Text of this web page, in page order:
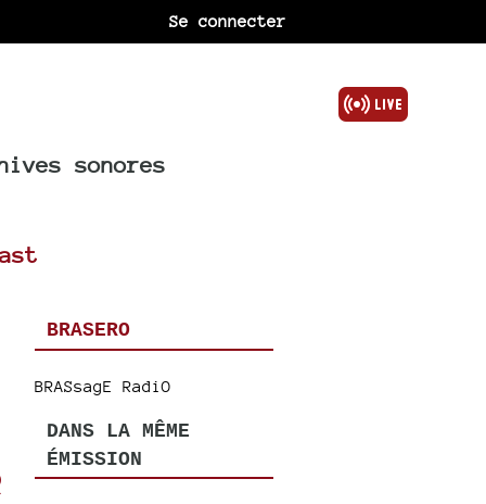
Se connecter
sonores
BRASERO
BRASsagE RadiO
DANS LA MÊME
ÉMISSION